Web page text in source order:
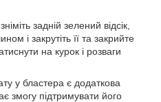
задній зелений відсік,
і закрутіть її та закрийте
на курок і розваги
у бластера є додаткова
змогу підтримувати його